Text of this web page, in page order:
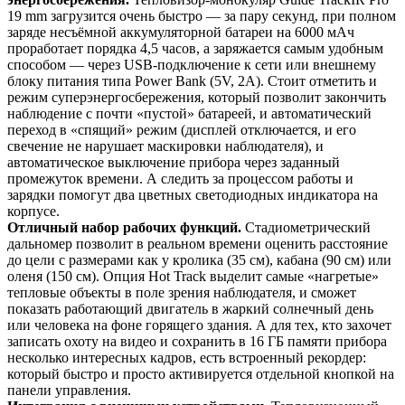
19 mm загрузится очень быстро — за пару секунд, при полном
заряде несъёмной аккумуляторной батареи на 6000 мАч
проработает порядка 4,5 часов, а заряжается самым удобным
способом — через USB-подключение к сети или внешнему
блоку питания типа Power Bank (5V, 2A). Стоит отметить и
режим суперэнергосбережения, который позволит закончить
наблюдение с почти «пустой» батареей, и автоматический
переход в «спящий» режим (дисплей отключается, и его
свечение не нарушает маскировки наблюдателя), и
автоматическое выключение прибора через заданный
промежуток времени. А следить за процессом работы и
зарядки помогут два цветных светодиодных индикатора на
корпусе.
Отличный набор рабочих функций. Стадиометрический
дальномер позволит в реальном времени оценить расстояние
до цели с размерами как у кролика (35 см), кабана (90 см) или
оленя (150 см). Опция Hot Track выделит самые «нагретые»
тепловые объекты в поле зрения наблюдателя, и сможет
показать работающий двигатель в жаркий солнечный день
или человека на фоне горящего здания. А для тех, кто захочет
записать охоту на видео и сохранить в 16 ГБ памяти прибора
несколько интересных кадров, есть встроенный рекордер:
который быстро и просто активируется отдельной кнопкой на
панели управления.